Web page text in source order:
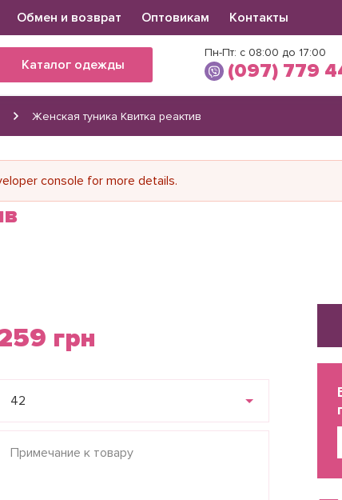
Обмен и возврат Оптовикам Контакты
Пн-Пт: с 08:00 до 17:00
(097) 779
(066) 560 34
Каталог одежды
Женская туника Квитка реактив
console for more details.
грн
42